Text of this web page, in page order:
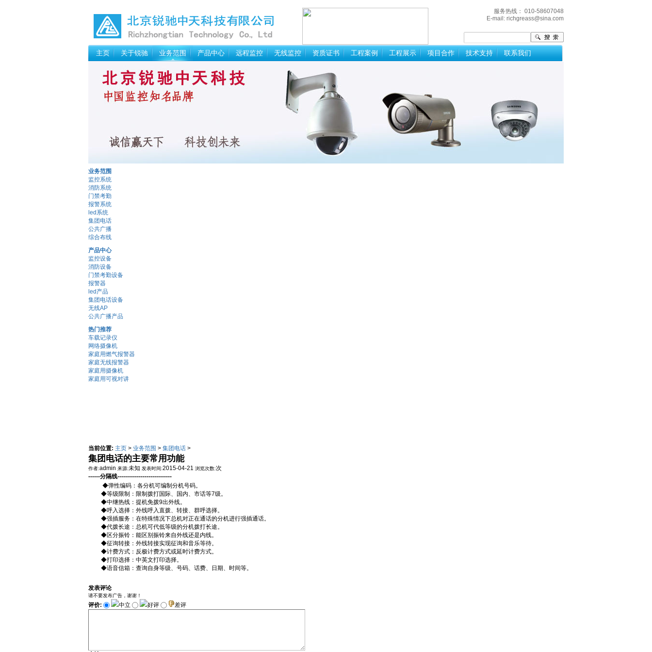
服务热线： 010-58607048
E-mail: richgreass@sina.com
主页 关于锐驰 业务范围 产品中心 远程监控 无线监控 资质证书 工程案例 工程展示 项目合作 技术支持 联系我们
业务范围
监控系统
消防系统
门禁考勤
报警系统
led系统
集团电话
公共广播
综合布线
产品中心
监控设备
消防设备
门禁考勤设备
报警器
led产品
集团电话设备
无线AP
公共广播产品
热门推荐
车载记录仪
网络摄像机
家庭用燃气报警器
家庭无线报警器
家庭用摄像机
家庭用可视对讲
当前位置: 主页 > 业务范围 > 集团电话 >
集团电话的主要常用功能
作者:admin 来源:未知 发表时间:2015-04-21 浏览次数:次
------分隔线----------------------------
◆弹性编码：各分机可编制分机号码。
◆等级限制：限制拨打国际、国内、市话等7级。
◆中继热线：提机免拨9出外线。
◆呼入选择：外线呼入直拨、转接、群呼选择。
◆强插服务：在特殊情况下总机对正在通话的分机进行强插通话。
◆代拨长途：总机可代低等级的分机拨打长途。
◆区分振铃：能区别振铃来自外线还是内线。
◆征询转接：外线转接实现征询和音乐等待。
◆计费方式：反极计费方式或延时计费方式。
◆打印选择：中英文打印选择。
◆语音信箱：查询自身等级、号码、话费、日期、时间等。
发表评论
请不要发布广告，谢谢！
评价: 中立 好评 差评